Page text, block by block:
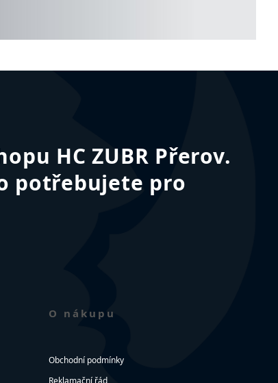
HC ZUBR Přerov.
potřebujete pro
O nákupu
Obchodní podmínky
Reklamační řád